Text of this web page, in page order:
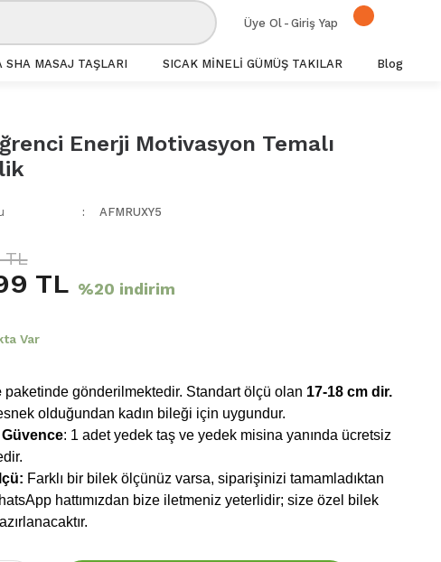
Üye Ol - Giriş Yap
SHA MASAJ TAŞLARI SICAK MİNELİ GÜMÜŞ TAKILAR Blog
Enerji Motivasyon Temalı
AFMRUXY5
TL
TL %20 indirim
Var
paketinde gönderilmektedir. Standart ölçü olan 17-18 cm dir.
olduğundan kadın bileği için uygundur.
: 1 adet yedek taş ve yedek misina yanında ücretsiz
Farklı bir bilek ölçünüz varsa, siparişinizi tamamladıktan
hattımızdan bize iletmeniz yeterlidir; size özel bilek